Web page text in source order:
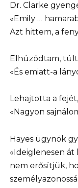
Dr. Clarke
«Emily …
Azt hittem, a
Elhúzódtam,
«És emiatt-a
Lehajtotta a
«Nagyon
Hayes ügynök
«Ideiglenesen
nem erősítjük,